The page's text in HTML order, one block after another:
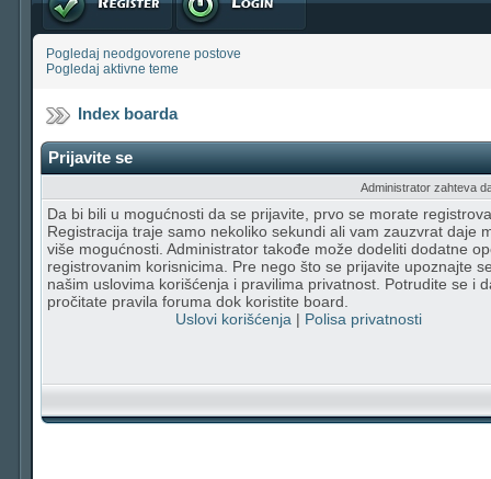
Pogledaj neodgovorene postove
Pogledaj aktivne teme
Index boarda
Prijavite se
Administrator zahteva
Da bi bili u mogućnosti da se prijavite, prvo se morate
Registracija traje samo nekoliko sekundi ali vam zauzvrat daje
više mogućnosti. Administrator takođe može dodeliti dodatne
registrovanim korisnicima. Pre nego što se prijavite upoznajte
našim uslovima korišćenja i pravilima privatnost. Potrudite se i
pročitate pravila foruma dok koristite board.
Uslovi korišćenja | Polisa privatnosti